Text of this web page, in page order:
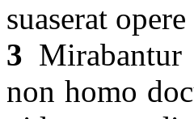
suaserat
3
non homo